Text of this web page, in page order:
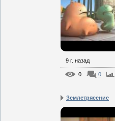
9 г. назад
0 0
Землетрясение